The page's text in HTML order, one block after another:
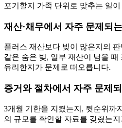
포기할지 가족 단위로 맞추는 일
재산·채무에서 자주 문제되
플러스 재산보다 빚이 많은지의
같은 숨은 빚, 일부 재산이 남을 때
유리한지가 문제로 떠오릅니다.
증거와 절차에서 자주 문제
3개월 기한을 지켰는지, 뒷순위까
의 규모를 확인할 자료를 갖췄는